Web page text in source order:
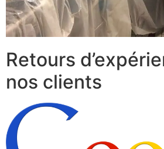
Retours
nos clients